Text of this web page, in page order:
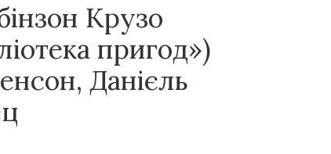
Крузо
пригод»)
Данієль